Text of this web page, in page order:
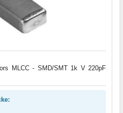
MLCC - SMD/SMT 1k V 220pF